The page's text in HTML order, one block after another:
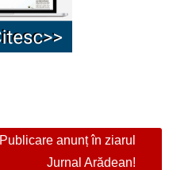
Publicare anunț în ziarul
Jurnal Arădean!